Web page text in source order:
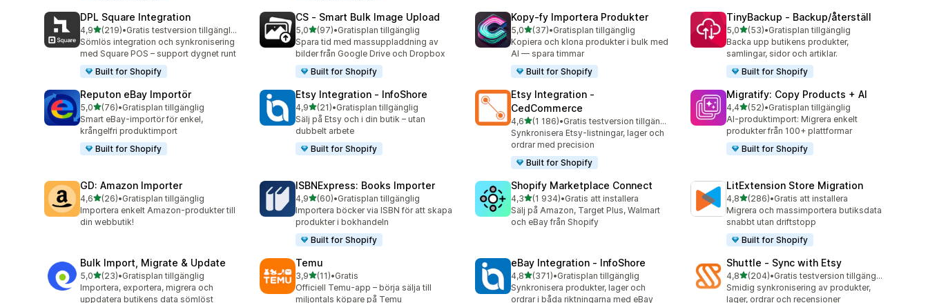
DPL Square Integration
4,9av 5 stjärnor
(219)
219 recensioner totalt
•
Gratis testversion tillgänglig
Sömlös integration och synkronisering
med Square POS – support dygnet runt
Built for Shopify
CS ‑ Smart Bulk Image Upload
5,0av 5 stjärnor
(97)
97 recensioner totalt
•Gratisplan tillgänglig
Spara tid med massuppladdning av
bilder från Google Drive och Dropbox
Built for Shopify
Kopy‑fy Importera Produkter
5,0av 5 stjärnor
(37)
37 recensioner totalt
•Gratisplan tillgänglig
Kopiera och klona produkter i bulk med
AI — spara timmar
Built for Shopify
TinyBackup ‑ Backup/återställ
5,0av 5 stjärnor
(53)
53 recensioner totalt
•Gratisplan tillgänglig
Backa upp butikens produkter,
samlingar, sidor och artiklar.
Built for Shopify
Reputon eBay Importör
5,0av 5 stjärnor
(76)
76 recensioner totalt
•Gratisplan tillgänglig
Smart eBay-importör för enkel,
krångelfri produktimport
Built for Shopify
Etsy Integration ‑ InfoShore
4,9av 5 stjärnor
(21)
21 recensioner totalt
•Gratisplan tillgänglig
Sälj på Etsy och i din butik – utan
dubbelt arbete
Built for Shopify
Etsy Integration ‑
CedCommerce
4,6av 5 stjärnor
(1 186)
1186 recensioner totalt
•
Gratis testversion tillgänglig
Synkronisera Etsy-listningar, lager och
ordrar med precision
Built for Shopify
Migratify: Copy Products + AI
4,4av 5 stjärnor
(52)
52 recensioner totalt
•Gratisplan tillgänglig
AI-produktimport: Migrera enkelt
produkter från 100+ plattformar
Built for Shopify
GD: Amazon Importer
4,6av 5 stjärnor
(26)
26 recensioner totalt
•Gratisplan tillgänglig
Importera enkelt Amazon-produkter till
din webbutik!
ISBNExpress: Books Importer
4,9av 5 stjärnor
(60)
60 recensioner totalt
•Gratisplan tillgänglig
Importera böcker via ISBN för att skapa
produkter i bokhandeln
Built for Shopify
Shopify Marketplace Connect
4,3av 5 stjärnor
(1 934)
1934 recensioner totalt
•Gratis att installera
Sälj på Amazon, Target Plus, Walmart
och eBay från Shopify
LitExtension Store Migration
4,8av 5 stjärnor
(286)
286 recensioner totalt
•Gratis att installera
Migrera och massimportera butiksdata
snabbt utan driftstopp
Built for Shopify
Bulk Import, Migrate & Update
5,0av 5 stjärnor
(23)
23 recensioner totalt
•Gratisplan tillgänglig
Importera, exportera, migrera och
uppdatera butikens data sömlöst
Temu
3,9av 5 stjärnor
(11)
11 recensioner totalt
•Gratis
Officiell Temu-app – börja sälja till
miljontals köpare på Temu
eBay Integration ‑ InfoShore
4,8av 5 stjärnor
(371)
371 recensioner totalt
•Gratisplan tillgänglig
Synkronisera produkter, lager och
ordrar i båda riktningarna med eBay
Shuttle ‑ Sync with Etsy
4,8av 5 stjärnor
(204)
204 recensioner totalt
•
Gratis testversion tillgänglig
Smidig synkronisering av produkter,
lager, ordrar och recensioner